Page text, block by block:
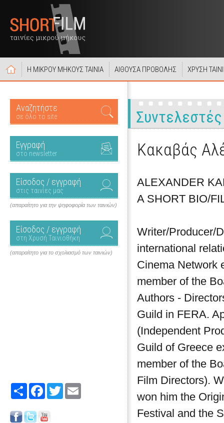
Η ΜΙΚΡΟΥ ΜΗΚΟΥΣ ΤΑΙΝΙΑ ΑΙΘΟΥΣΑ ΠΡΟΒΟΛΗΣ ΧΡΥΣΗ
Αναζητήστε
σε όλο το site
Εγγραφή
στο newsletter
Είσοδος / εγγραφή
στις ταινίες μας
(απαραίτητο για την ψηφοφορία των ταινιών)
Είσοδος / εγγραφή
στη Χρυσή Ταινιοθήκη
(απαραίτητο για το σχολιασμό των ταινιών)
Share FacebookTwitter
Συντελεστές
Κακαβάς
ALEXANDER
A SHORT BIO/
Writer/Producer/
international
Cinema Network
member of the
Authors -
Guild in FERA.
(Independent
Guild of Greece
member of the
Film Directors).
won him the
Festival and the